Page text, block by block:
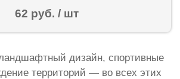
62 руб. / шт
дизайн, спортивные
территорий — во всех этих